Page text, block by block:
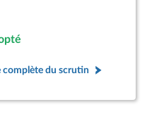
complète du scrutin